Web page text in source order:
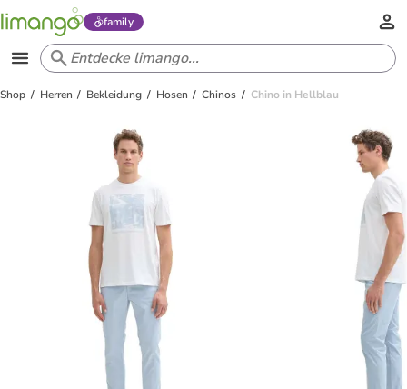
family
Shop Herren Bekleidung Hosen Chinos Chino in Hellblau